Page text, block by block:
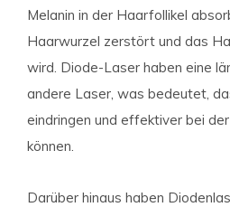
Melanin in der Haarfollikel
Haarwurzel zerstört und das
wird. Diode-Laser haben eine
andere Laser, was bedeutet,
eindringen und effektiver bei
können.
Darüber hinaus haben